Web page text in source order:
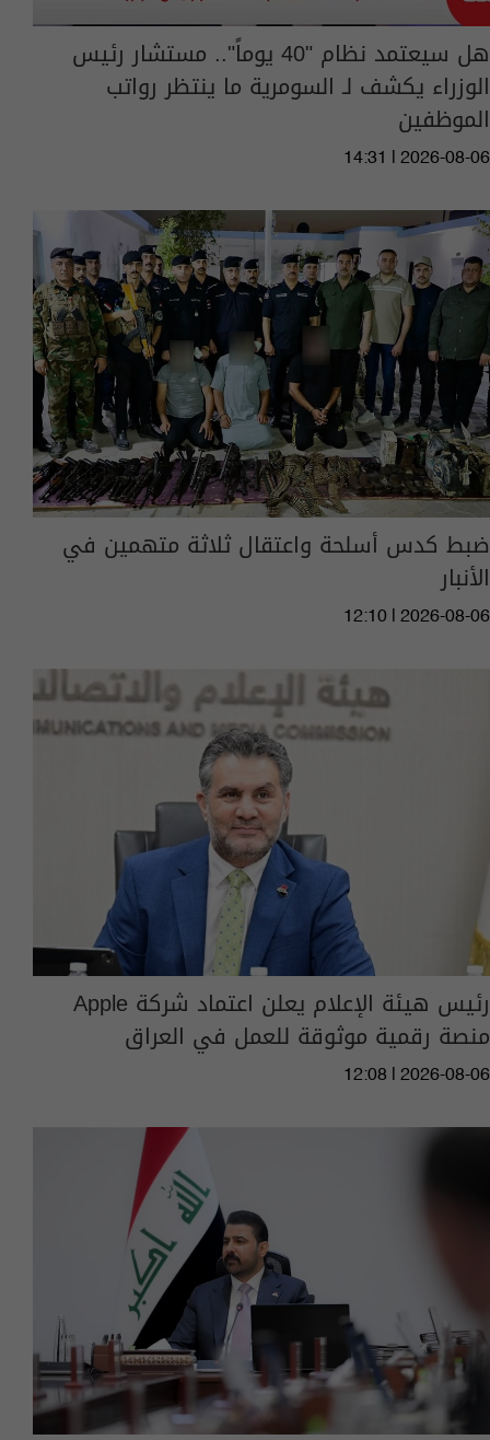
هل سيعتمد نظام "40 يوماً".. مستشار رئيس
الوزراء يكشف لـ السومرية ما ينتظر رواتب
الموظفين
14:31 | 2026-08-06
ضبط كدس أسلحة واعتقال ثلاثة متهمين في
الأنبار
12:10 | 2026-08-06
رئيس هيئة الإعلام يعلن اعتماد شركة Apple
منصة رقمية موثوقة للعمل في العراق
12:08 | 2026-08-06